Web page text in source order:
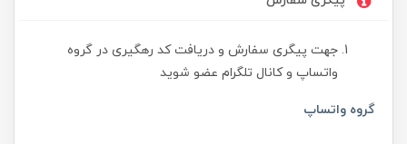
جهت پیگری سفارش و دریافت کد رهگیری در گروه
واتساپ و کانال تلگرام عضو شوید
گروه واتساپ